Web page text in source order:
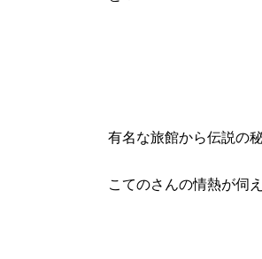
有名な旅館から伝説の
こてのさんの情熱が伺